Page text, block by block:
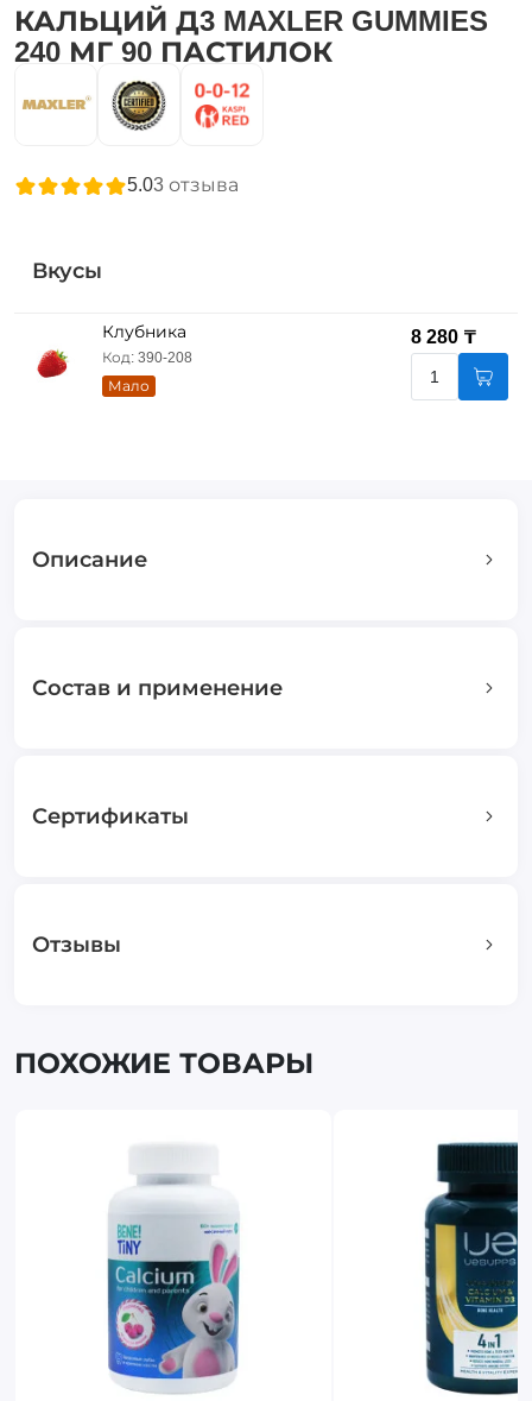
КАЛЬЦИЙ Д3 MAXLER GUMMIES
240 МГ 90 ПАСТИЛОК
5.03отзыва
Вкусы
Клубника
Код: 390-208
Мало
8 280 ₸
Описание
Состав и применение
Сертификаты
Отзывы
ПОХОЖИЕ ТОВАРЫ